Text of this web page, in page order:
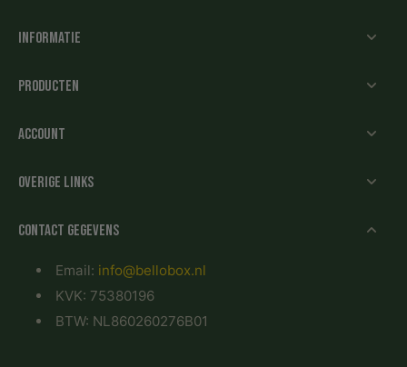
Informatie
Producten
Account
Overige links
Contact gegevens
Email: info@bellobox.nl
KVK: 75380196
BTW: NL860260276B01